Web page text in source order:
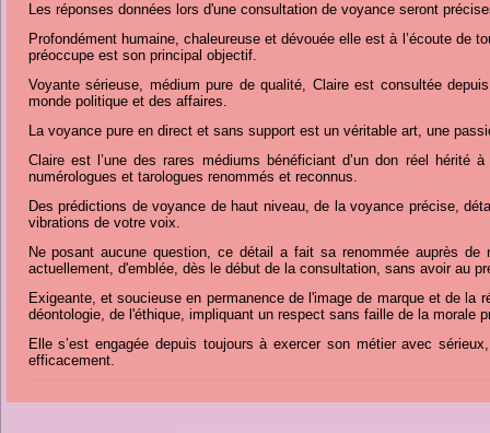
Les réponses données lors d'une consultation de voyance seront
Profondément humaine, chaleureuse et dévouée elle est à l’écoute
préoccupe est son principal objectif.
Voyante sérieuse, médium pure de qualité, Claire est consultée
monde politique et des affaires.
La voyance pure en direct et sans support est un véritable art, une
Claire est l’une des rares médiums bénéficiant d’un don réel
numérologues et tarologues renommés et reconnus.
Des prédictions de voyance de haut niveau, de la voyance précise,
vibrations de votre voix.
Ne posant aucune question, ce détail a fait sa renommée auprès
actuellement, d'emblée, dès le début de la consultation, sans avoir au
Exigeante, et soucieuse en permanence de l'image de marque et de
déontologie, de l'éthique, impliquant un respect sans faille de la morale
Elle s’est engagée depuis toujours à exercer son métier avec
efficacement.